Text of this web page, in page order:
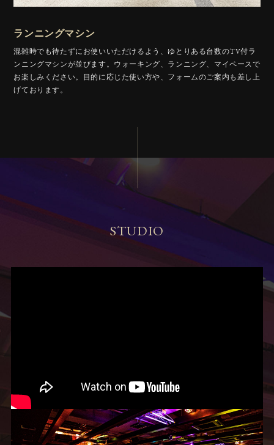
ランニングマシン
混雑時でも待たずにお使いいただけるよう、ゆとりある台数のTV付ラ
ンニングマシンが並びます。ウォーキング、ランニング、マイペースで
お楽しみください。目的に応じた使い方や、フォームのご案内も差し上
げております。
STUDIO